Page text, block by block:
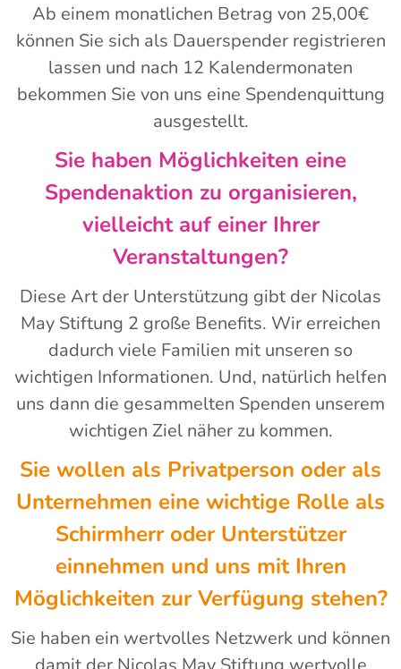
Ab einem monatlichen Betrag von 25,00€
können Sie sich als Dauerspender registrieren
lassen und nach 12 Kalendermonaten
bekommen Sie von uns eine Spendenquittung
ausgestellt.
Sie haben Möglichkeiten eine
Spendenaktion zu organisieren,
vielleicht auf einer Ihrer
Veranstaltungen?
Diese Art der Unterstützung gibt der Nicolas
May Stiftung 2 große Benefits. Wir erreichen
dadurch viele Familien mit unseren so
wichtigen Informationen. Und, natürlich helfen
uns dann die gesammelten Spenden unserem
wichtigen Ziel näher zu kommen.
Sie wollen als Privatperson oder als
Unternehmen eine wichtige Rolle als
Schirmherr oder Unterstützer
einnehmen und uns mit Ihren
Möglichkeiten zur Verfügung stehen?
Sie haben ein wertvolles Netzwerk und können